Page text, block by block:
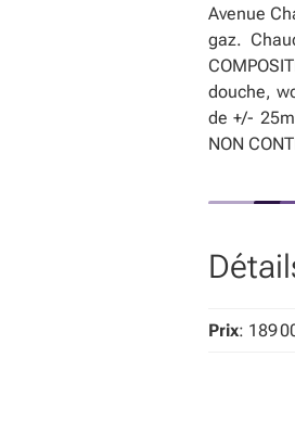
Avenue
gaz.
douche,
de +/-
NON
Prix: 189